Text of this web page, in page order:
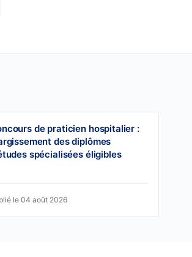
de praticien hospitalier :
des diplômes
spécialisées éligibles
le 04 août 2026